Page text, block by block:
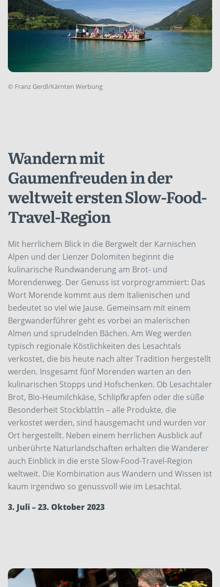
© Franz Gerdl/Kärnten Werbung
Wandern mit
Gaumenfreuden in der
weltweit ersten Slow-Food-
Travel-Region
Mit herrlichem Blick in die Bergwelt der Karnischen
Alpen und der Lienzer Dolomiten beginnt die
kulinarische Rundwanderung am Brot- und
Morendenweg. Der Genuss ist vorprogrammiert: Das
Wort Morende kommt aus dem Italienischen und
bedeutet so viel wie Jause. Gemeinsam mit einem
Bergwanderführer geht es vorbei an malerischen
Almen und sprudelnden Bächen. Am Weg werden
typisch regionale Köstlichkeiten des Lesachtals
verkostet, die bis heute nach alter Tradition hergestellt
werden. Insgesamt fünf Morenden warten an den
kulinarischen Stopps und Hofschenken. Ob Lesachtaler
Brot, Bio-Heumilchkäse, Schlipfkrapfen oder die süße
Besonderheit Stockblattln – alle Produkte, die
verkostet werden, sind hausgemacht und wurden vor
Ort hergestellt. Neben einem herrlichen Ausblick auf
unberührte Naturlandschaften erhalten die Wanderer
auch Einblick in die erste Slow-Food-Travel-Region
weltweit. Die Kombination aus Wandern und Wissen ist
kaum irgendwo so genussvoll wie im Lesachtal.
3. Juli – 23. Oktober 2023